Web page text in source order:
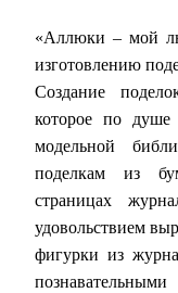
«Аллюки – мой
изготовлению
Создание
которое по
модельной
поделкам из
страницах
удовольствием
фигурки из